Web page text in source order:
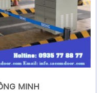
MINH